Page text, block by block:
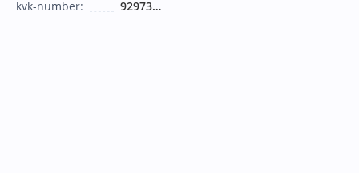
kvk-number:
92973108